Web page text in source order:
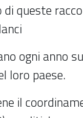
queste
ogni anno
loro paese.
il